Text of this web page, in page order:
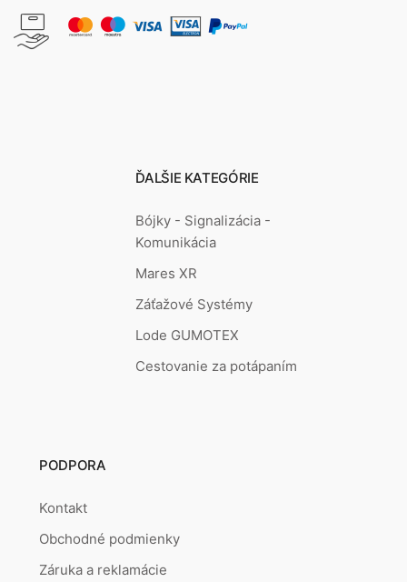
ĎALŠIE KATEGÓRIE
Bójky - Signalizácia -
Komunikácia
Mares XR
Záťažové Systémy
Lode GUMOTEX
Cestovanie za potápaním
PODPORA
Kontakt
Obchodné podmienky
Záruka a reklamácie